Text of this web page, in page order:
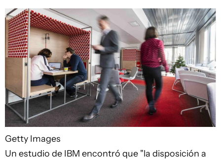
Getty Images
Un estudio de IBM encontró que "la disposición a